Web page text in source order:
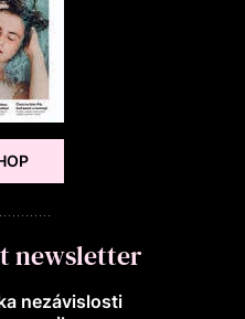
newsletter
nezávislosti